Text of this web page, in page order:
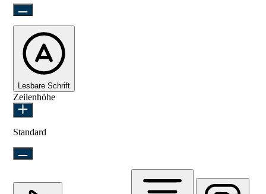
Lesbare Schrift
Zeilenhöhe
Standard